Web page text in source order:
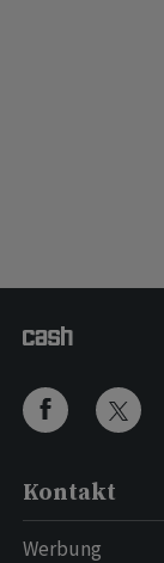
Kontakt
Werbung